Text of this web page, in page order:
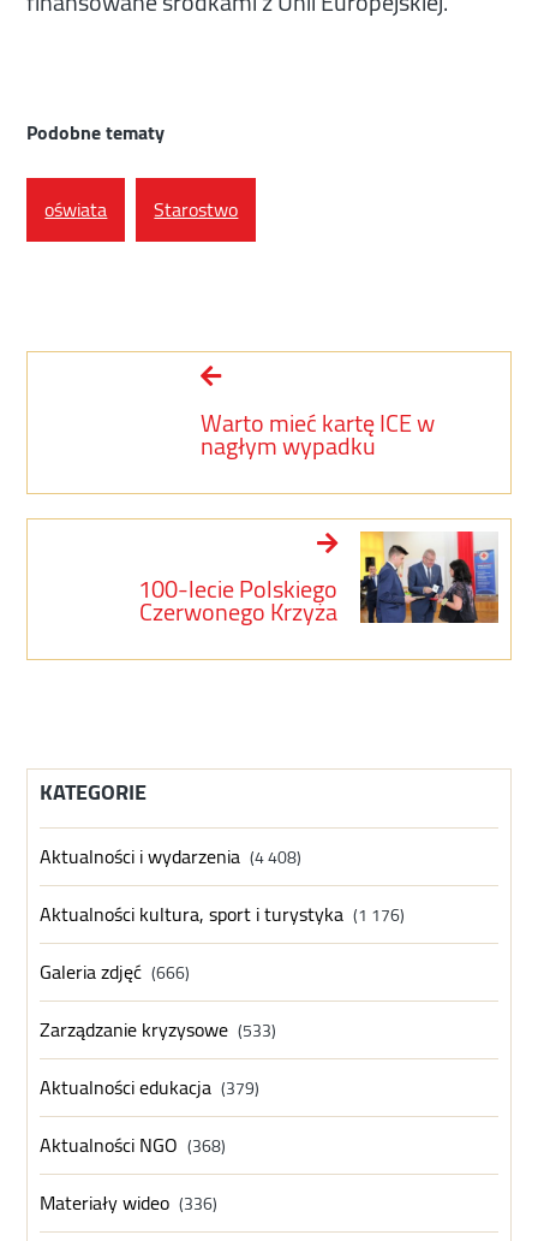
Podobne tematy
oświata Starostwo
Warto mieć kartę ICE w
nagłym wypadku
100-lecie Polskiego
Czerwonego Krzyża
KATEGORIE
Aktualności i wydarzenia (4 408)
Aktualności kultura, sport i turystyka (1 176)
Galeria zdjęć (666)
Zarządzanie kryzysowe (533)
Aktualności edukacja (379)
Aktualności NGO (368)
Materiały wideo (336)